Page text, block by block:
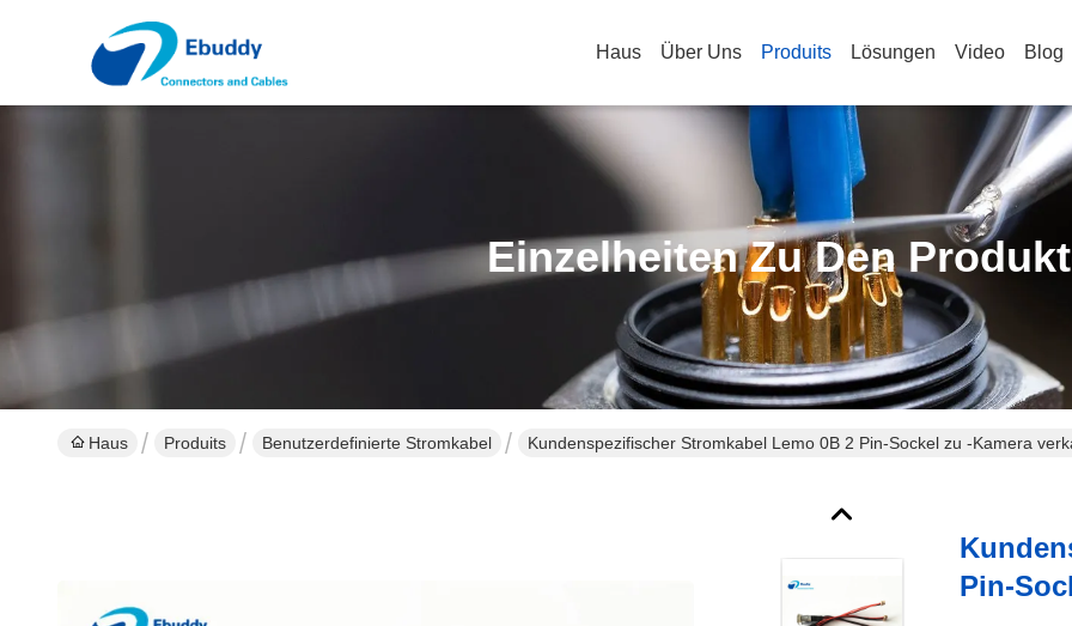
Haus Über Uns Produits Lösungen Video Blog
Einzelheiten Zu Den
Haus Produits Benutzerdefinierte Stromkabel Kundenspezifischer Stromkabel Lemo 0B 2 Pin-Sockel zu -Kamera
Pin-